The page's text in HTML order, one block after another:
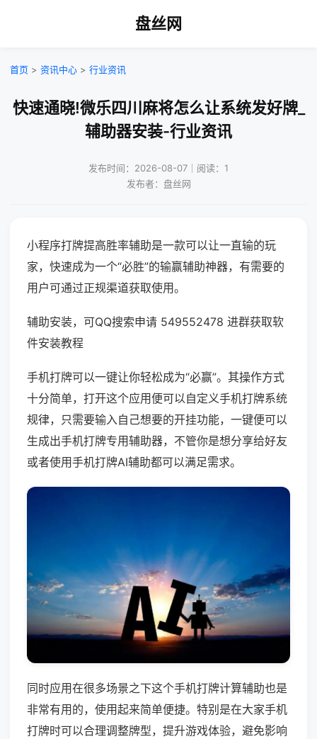
盘丝网
首页 > 资讯中心 > 行业资讯
快速通晓!微乐四川麻将怎么让系统发好牌_
辅助器安装-行业资讯
发布时间：2026-08-07｜阅读：1
发布者：盘丝网
小程序打牌提高胜率辅助是一款可以让一直输的玩
家，快速成为一个“必胜”的输赢辅助神器，有需要的
用户可通过正规渠道获取使用。
辅助安装，可QQ搜索申请 549552478 进群获取软
件安装教程
手机打牌可以一键让你轻松成为“必赢”。其操作方式
十分简单，打开这个应用便可以自定义手机打牌系统
规律，只需要输入自己想要的开挂功能，一键便可以
生成出手机打牌专用辅助器，不管你是想分享给好友
或者使用手机打牌AI辅助都可以满足需求。
同时应用在很多场景之下这个手机打牌计算辅助也是
非常有用的，使用起来简单便捷。特别是在大家手机
打牌时可以合理调整牌型，提升游戏体验，避免影响